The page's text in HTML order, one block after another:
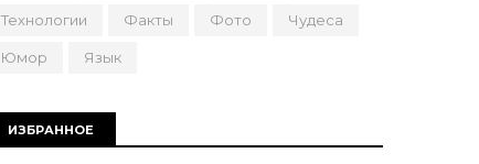
Технологии Факты Фото Чудеса
Юмор Язык
ИЗБРАННОЕ